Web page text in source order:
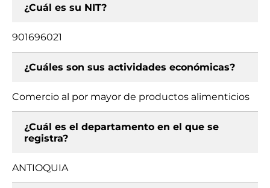
¿Cuál es su NIT?
901696021
¿Cuáles son sus actividades económicas?
Comercio al por mayor de productos alimenticios
¿Cuál es el departamento en el que se
registra?
ANTIOQUIA